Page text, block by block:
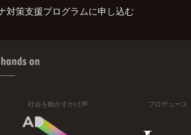
対策支援プログラムに申し込む
on
社会を動かすかけ声 プロデュース